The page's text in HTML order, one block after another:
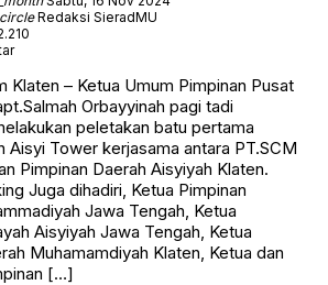
Redaksi SieradMU
Klaten – Ketua Umum Pimpinan Pusat
Orbayyinah pagi tadi
peletakan batu pertama
Aisyi Tower kerjasama antara PT.SCM
Pimpinan Daerah Aisyiyah Klaten.
Juga dihadiri, Ketua Pimpinan
Jawa Tengah, Ketua
Aisyiyah Jawa Tengah, Ketua
Muhamamdiyah Klaten, Ketua dan
[…]